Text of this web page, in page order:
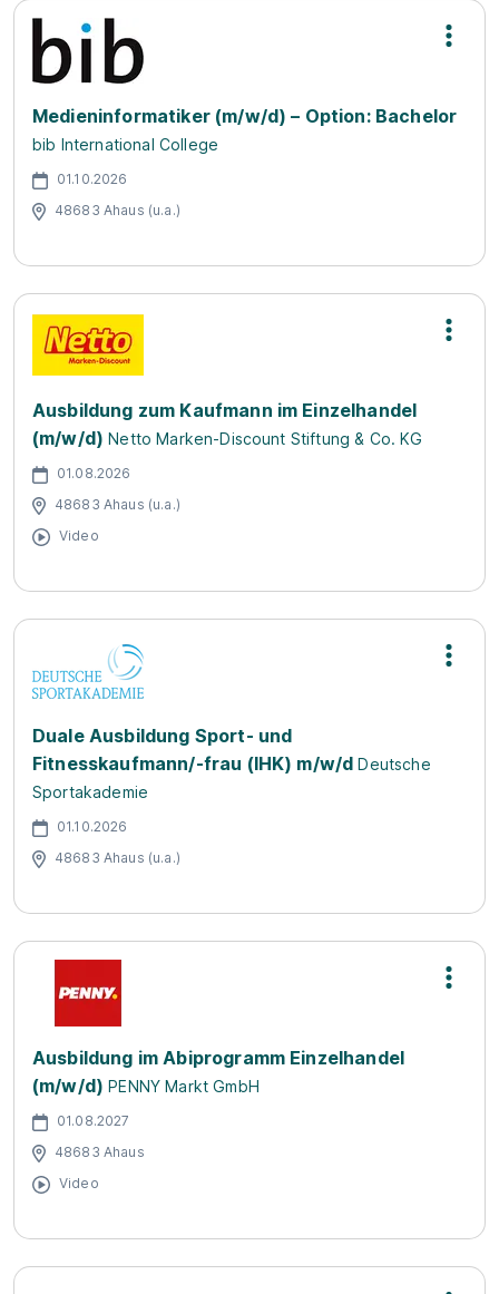
Medieninformatiker (m/w/d) – Option: Bachelor
bib International College
01.10.2026
48683 Ahaus (u.a.)
Ausbildung zum Kaufmann im Einzelhandel
(m/w/d) Netto Marken-Discount Stiftung & Co. KG
01.08.2026
48683 Ahaus (u.a.)
Video
Duale Ausbildung Sport- und
Fitnesskaufmann/-frau (IHK) m/w/d Deutsche
Sportakademie
01.10.2026
48683 Ahaus (u.a.)
Ausbildung im Abiprogramm Einzelhandel
(m/w/d) PENNY Markt GmbH
01.08.2027
48683 Ahaus
Video